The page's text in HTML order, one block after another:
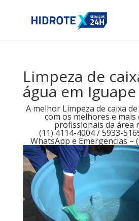
Limpeza de
água em Iguape
A melhor Limpeza de caixa
com os melhores e mais
profissionais da área
(11) 4114-4004 / 5933-
WhatsApp e Emergencias –